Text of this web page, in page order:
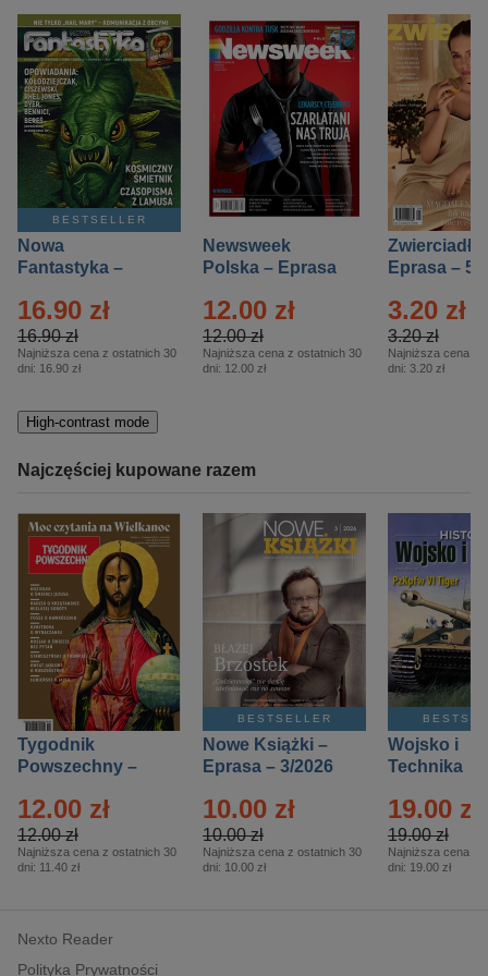
BESTSELLER
Nowa
Fantastyka –
16.90 zł
16.90 zł
Najniższa cena z ostatnich 30
dni: 16.90 zł
Newsweek
Polska – Eprasa
12.00 zł
12.00 zł
Najniższa cena z ostatnich 30
dni: 12.00 zł
Zwierciadło
Eprasa – 5/
3.20 zł
3.20 zł
Najniższa cena z
dni: 3.20 zł
High-contrast mode
Najczęściej kupowane razem
Tygodnik
Powszechny –
12.00 zł
12.00 zł
Najniższa cena z ostatnich 30
dni: 11.40 zł
BESTSELLER
Nowe Książki –
Eprasa – 3/2026
10.00 zł
10.00 zł
Najniższa cena z ostatnich 30
dni: 10.00 zł
Wojsko i
Technika
– 2/2026
19.00 zł
19.00 zł
Najniższa cena z
dni: 19.00 zł
Nexto Reader
Polityka Prywatności